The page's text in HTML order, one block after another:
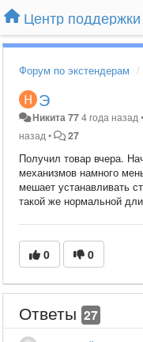
Форум по экстендерам
Э
Никита 774 года назад
назад• 27
Получил товар вчера.
механизмов намного
мешает устанавливать
такой же нормальной
0 0
Ответы 27